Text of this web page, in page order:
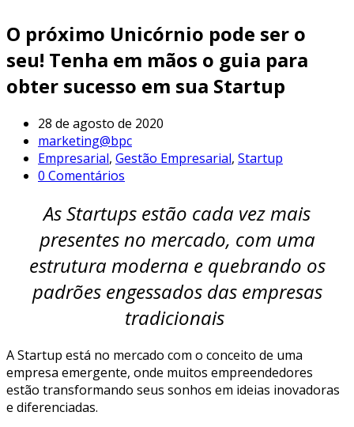
O próximo Unicórnio pode ser o
seu! Tenha em mãos o guia para
obter sucesso em sua Startup
28 de agosto de 2020
marketing@bpc
Empresarial, Gestão Empresarial, Startup
0 Comentários
As Startups estão cada vez mais
presentes no mercado, com uma
estrutura moderna e quebrando os
padrões engessados das empresas
tradicionais
A Startup está no mercado com o conceito de uma
empresa emergente, onde muitos empreendedores
estão transformando seus sonhos em ideias inovadoras
e diferenciadas.